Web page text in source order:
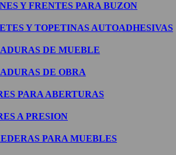
Y FRENTES PARA BUZON
Y TOPETINAS AUTOADHESIVAS
DE MUEBLE
DE OBRA
PARA ABERTURAS
A PRESION
PARA MUEBLES